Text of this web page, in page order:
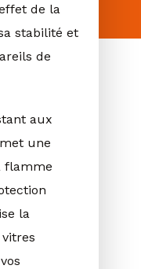
de la
stabilité et
de
aux
une
flamme
la